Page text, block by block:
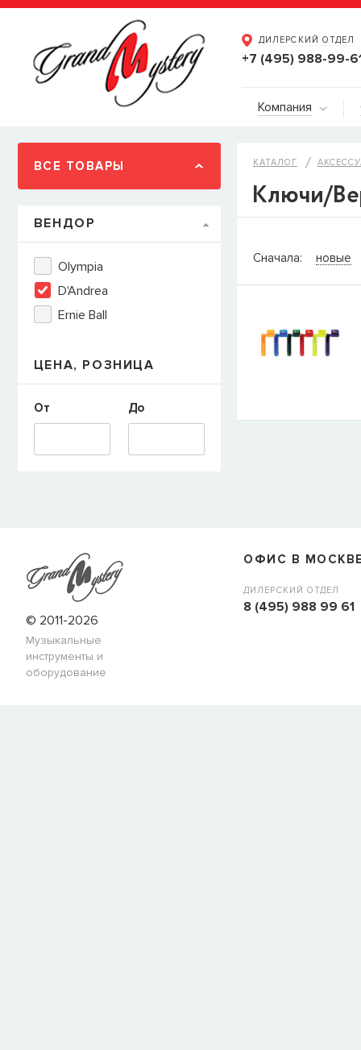
ДИЛЕРСКИЙ ОТДЕЛ
+7 (495) 988-99-
Компания
ВСЕ ТОВАРЫ
ВЕНДОР
Olympia
D'Andrea
Ernie Ball
ЦЕНА, РОЗНИЦА
От До
КАТАЛОГ
Ключи/
ТовараСтруны
Имя
Сначала: новые
© 2011-2026
Музыкальные
инструменты и
оборудование
ОФИС В
ДИЛЕРСКИЙ ОТДЕЛ
8 (495) 988 99 61